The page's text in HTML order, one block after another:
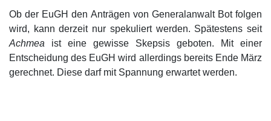
Ob der EuGH den Anträgen von Generalanwalt Bot folgen
wird, kann derzeit nur spekuliert werden. Spätestens seit
Achmea ist eine gewisse Skepsis geboten. Mit einer
Entscheidung des EuGH wird allerdings bereits Ende März
gerechnet. Diese darf mit Spannung erwartet werden.